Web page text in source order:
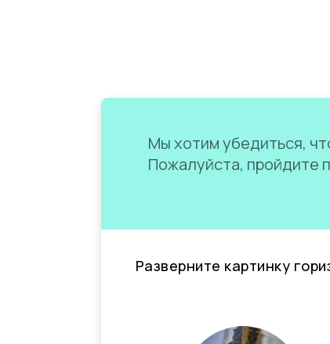
Мы хотим убедиться,
Пожалуйста, пройдите
Разверните картинку